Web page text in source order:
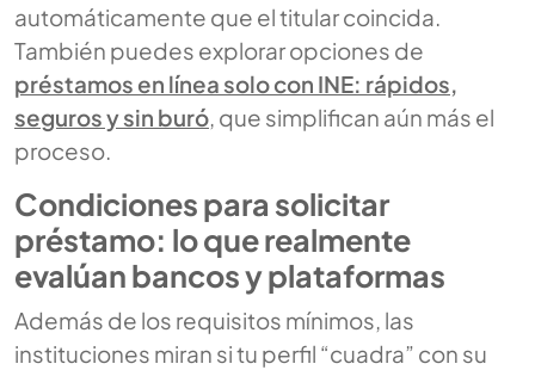
automáticamente que el titular coincida.
También puedes explorar opciones de
préstamos en línea solo con INE: rápidos,
seguros y sin buró , que simplifican aún más el
proceso.
Condiciones para solicitar
préstamo: lo que realmente
evalúan bancos y plataformas
Además de los requisitos mínimos, las
instituciones miran si tu perfil “cuadra” con su